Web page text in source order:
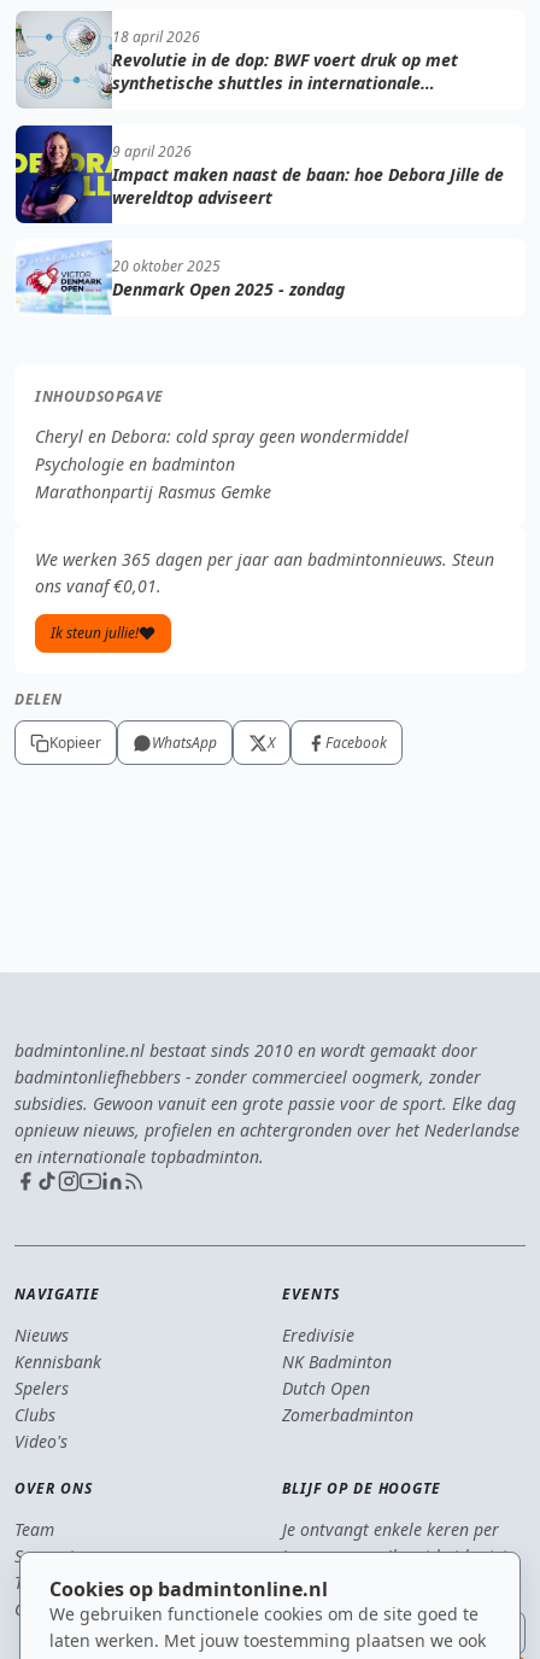
Cookies op badmintonline.nl
We gebruiken functionele cookies om de site goed te
laten werken. Met jouw toestemming plaatsen we ook
18 april 2026
Revolutie in de dop: BWF voert druk op met
synthetische shuttles in internationale
9 april 2026
Impact maken naast de baan: hoe Debora Jille de
wereldtop adviseert
20 oktober 2025
Denmark Open 2025 - zondag
INHOUDSOPGAVE
Cheryl en Debora: cold spray geen wondermiddel
Psychologie en badminton
Marathonpartij Rasmus Gemke
We werken 365 dagen per jaar aan badmintonnieuws. Steun
ons vanaf €0,01.
Ik steun jullie!
DELEN
Kopieer WhatsApp X Facebook
badmintonline.nl bestaat sinds 2010 en wordt gemaakt door
badmintonliefhebbers - zonder commercieel oogmerk, zonder
subsidies. Gewoon vanuit een grote passie voor de sport. Elke dag
opnieuw nieuws, profielen en achtergronden over het Nederlandse
en internationale topbadminton.
NAVIGATIE
Nieuws
Kennisbank
Spelers
Clubs
Video's
EVENTS
Eredivisie
NK Badminton
Dutch Open
Zomerbadminton
OVER ONS
Team
Supporters
Tip de redactie
Contact
BLIJF OP DE HOOGTE
Je ontvangt enkele keren per
jaar een e-mail met het laatste
badmintonnieuws.
E-mailadres